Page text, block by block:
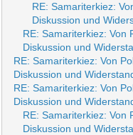
RE: Samariterkiez:
Diskussion und
RE: Samariterkiez: Von
Diskussion und
RE: Samariterkiez: Von
Diskussion und
RE: Samariterkiez: Von
Diskussion und
RE: Samariterkiez: Von
Diskussion und